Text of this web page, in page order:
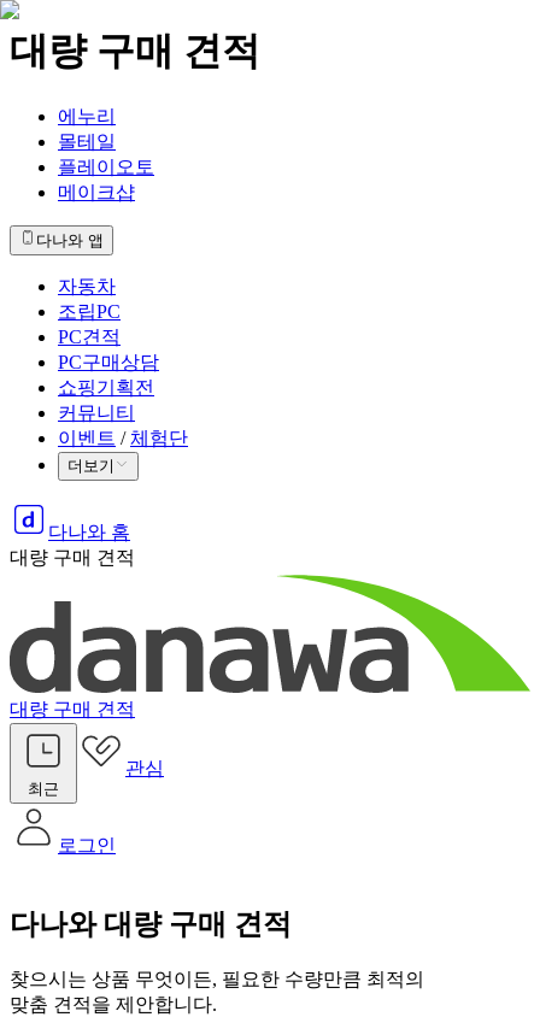
대량 구매 견적
에누리
몰테일
플레이오토
메이크샵
다나와 앱
자동차
조립PC
PC견적
PC구매상담
쇼핑기획전
커뮤니티
이벤트 / 체험단
더보기
다나와 홈
대량 구매 견적
대량 구매 견적
최근
관심
로그인
다나와 대량 구매 견적
찾으시는 상품 무엇이든, 필요한 수량만큼 최적의
맞춤 견적을 제안합니다.